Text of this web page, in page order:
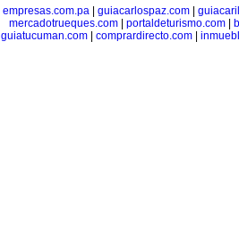
empresas.com.pa| guiacarlospaz.com|
mercadotrueques.com| portaldeturismo.com|
guiatucuman.com
comprardirecto.com